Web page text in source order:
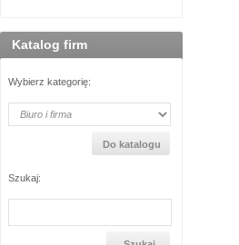
Katalog firm
Wybierz kategorię:
Szukaj: